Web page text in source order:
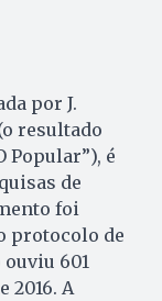
por J.
resultado
Popular”), é
de
foi
protocolo de
601
2016. A